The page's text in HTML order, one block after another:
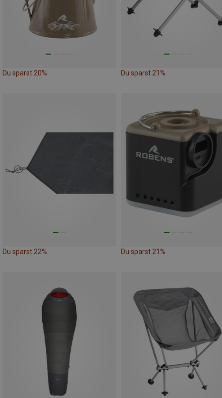
Du sparst 20% Du sparst 21%
Du sparst 22% Du sparst 21%